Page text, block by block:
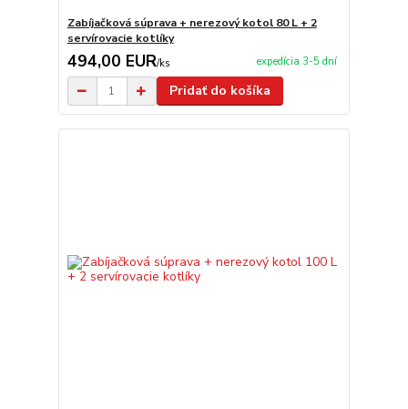
Zabíjačková súprava + nerezový kotol 80 L + 2
servírovacie kotlíky
494,00 EUR/ks expedícia 3-5 dní
Pridať do košíka